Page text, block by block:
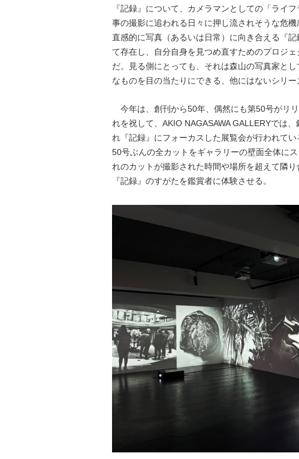
『記録』について、カメラマンとしての「ライ
事の撮影に追われる日々に押し流されそうな危
直感的に写真（あるいは日常）に向き合える『
て存在し、自分自身を見つめ直すためのプロジ
だ。見る側にとっても、それは森山の写真家と
なものを目の当たりにできる、他にはないシリー
今年は、創刊から50年、偶然にも第50号がリ
れを祝して、AKIO NAGASAWA GALLERYでは
れ『記録』にフォーカスした展覧会が行われて
50号ぶんの全カットをギャラリーの壁面全体に
れのカットが撮影された時間や場所を超えて隣
『記録』のすがたを鑑賞者に体験させる。